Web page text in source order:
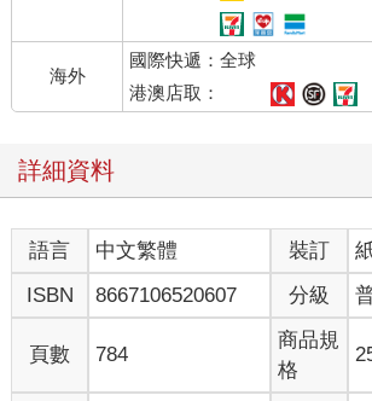
海外
國際快遞：全球
港澳店取：
詳細資料
語言 中文繁體 裝訂
ISBN
8667106520607 分級
頁數 784
商品規
格